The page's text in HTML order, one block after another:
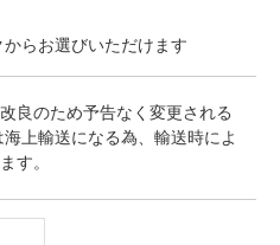
らお選びいただけます
良のため予告なく変更される
上輸送になる為、輸送時によ
す。